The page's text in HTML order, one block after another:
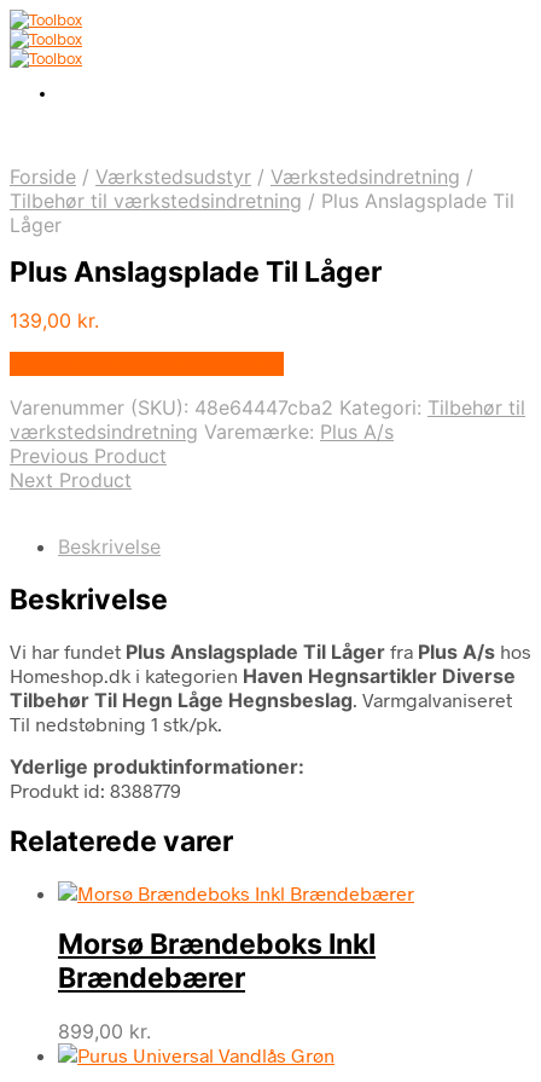
Forside / Værkstedsudstyr / Værkstedsindretning /
Tilbehør til værkstedsindretning / Plus Anslagsplade Til
Låger
Plus Anslagsplade Til Låger
139,00 kr.
Varenummer (SKU): 48e64447cba2 Kategori: Tilbehør til
værkstedsindretning Varemærke: Plus A/s
Previous Product
Next Product
Beskrivelse
Beskrivelse
Vi har fundet Plus Anslagsplade Til Låger fra Plus A/s hos
Homeshop.dk i kategorien Haven Hegnsartikler Diverse
Tilbehør Til Hegn Låge Hegnsbeslag. Varmgalvaniseret
Til nedstøbning 1 stk/pk.
Yderlige produktinformationer:
Produkt id: 8388779
Relaterede varer
Morsø Brændeboks Inkl
Brændebærer
899,00 kr.